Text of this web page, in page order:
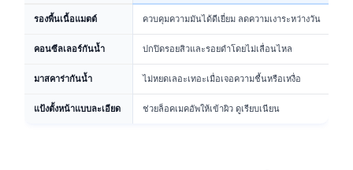
รองพื้นเนื้อแมตต์ ควบคุมความมันได้ดีเยี่ยม ลดความเงาระหว่างวัน
คอนซีลเลอร์กันน้ำ ปกปิดรอยสิวและรอยดำโดยไม่เลื่อนไหล
มาสคาร่ากันน้ำ ไม่หยดเลอะเทอะเมื่อเจอความชื้นหรือเหงื่อ
แป้งตั้งหน้าแบบละเอียด ช่วยล็อคเมคอัพให้เข้าผิว ดูเรียบเนียน